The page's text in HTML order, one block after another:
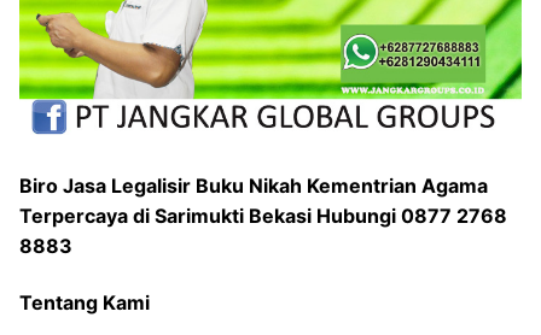
Biro Jasa Legalisir Buku Nikah Kementrian Agama
Terpercaya di Sarimukti Bekasi Hubungi 0877 2768
8883
Tentang Kami